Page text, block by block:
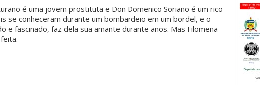
é uma jovem prostituta e Don Domenico Soriano é um rico
se conheceram durante um bombardeio em um bordel, e o
e fascinado, faz dela sua amante durante anos. Mas Filomena